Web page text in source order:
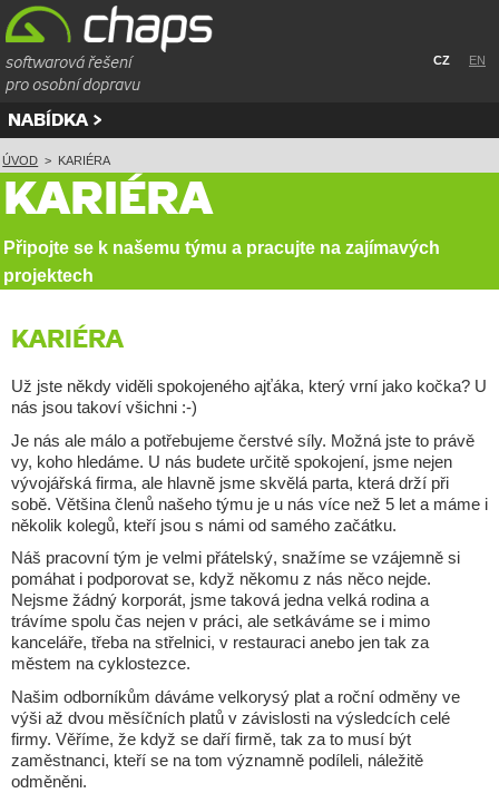
softwarová řešení
pro osobní dopravu
CZ EN
NABÍDKA
ÚVOD > KARIÉRA
KARIÉRA
Připojte se k našemu týmu a pracujte na zajímavých
projektech
KARIÉRA
Už jste někdy viděli spokojeného ajťáka, který vrní jako kočka? U
nás jsou takoví všichni :-)
Je nás ale málo a potřebujeme čerstvé síly. Možná jste to právě
vy, koho hledáme. U nás budete určitě spokojení, jsme nejen
vývojářská firma, ale hlavně jsme skvělá parta, která drží při
sobě. Většina členů našeho týmu je u nás více než 5 let a máme i
několik kolegů, kteří jsou s námi od samého začátku.
Náš pracovní tým je velmi přátelský, snažíme se vzájemně si
pomáhat i podporovat se, když někomu z nás něco nejde.
Nejsme žádný korporát, jsme taková jedna velká rodina a
trávíme spolu čas nejen v práci, ale setkáváme se i mimo
kanceláře, třeba na střelnici, v restauraci anebo jen tak za
městem na cyklostezce.
Našim odborníkům dáváme velkorysý plat a roční odměny ve
výši až dvou měsíčních platů v závislosti na výsledcích celé
firmy. Věříme, že když se daří firmě, tak za to musí být
zaměstnanci, kteří se na tom významně podíleli, náležitě
odměněni.